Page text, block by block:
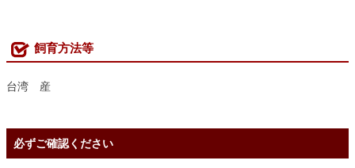
飼育方法等
台湾 産
必ずご確認ください